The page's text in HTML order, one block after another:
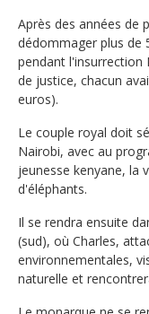
Après des années de
dédommager plus de
pendant l'insurrection
de justice, chacun
euros).
Le couple royal doit
Nairobi, avec au
jeunesse kenyane, la
d'éléphants.
Il se rendra ensuite
(sud), où Charles,
environnementales,
naturelle et